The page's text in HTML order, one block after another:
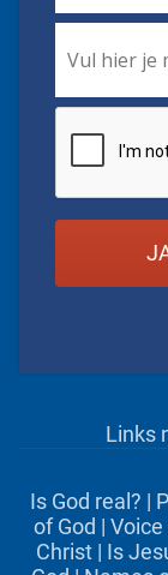
Links
Is God real? |
of God | Voice
Christ| Is